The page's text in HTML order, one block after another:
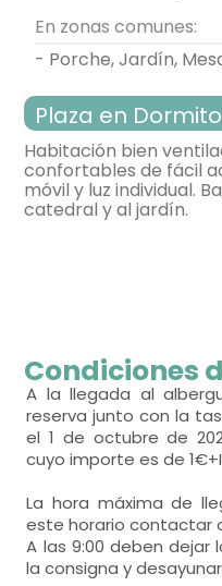
En zonas comunes:
- Porche, Jardín,
Plaza en
Habitación bien
confortables de fácil
móvil y luz individual.
catedral y al jardín.
habitación con
- cama litera para
bonitas vistas,
- habitación con
WC,
lavabo,
ducha,
Condiciones
A la llegada al
reserva junto con la
el 1 de octubre de
cuyo importe es de
La hora máxima de
este horario contactar
A las 9:00 deben dejar
la consigna y